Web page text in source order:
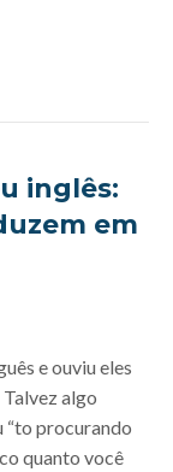
inglês:
em
e ouviu eles
algo
“to procurando
quanto você